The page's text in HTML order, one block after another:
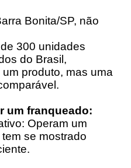
Bonita/SP, não
300 unidades
do Brasil,
produto, mas uma
um franqueado:
Operam um
se mostrado